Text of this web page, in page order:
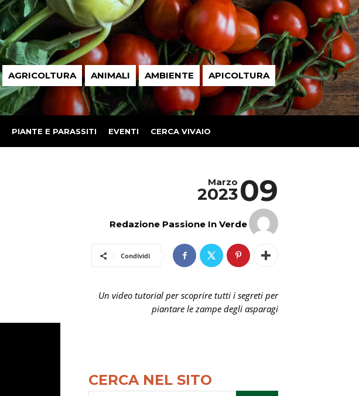
AGRICOLTURA ANIMALI AMBIENTE APICOLTURA
PIANTE E PARASSITI EVENTI CERCA VIVAIO
09
Marzo
2023
Redazione Passione In Verde
Condividi
Un video tutorial per scoprire tutti i segreti per
piantare le zampe degli asparagi
CERCA NEL SITO